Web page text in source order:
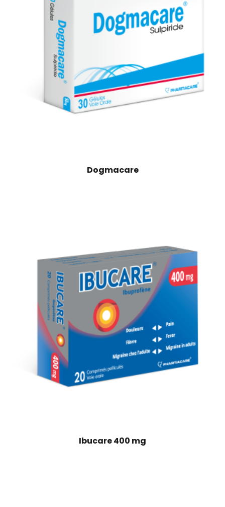
Dogmacare
Ibucare 400 mg